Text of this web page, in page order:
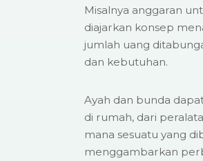
Misalnya anggaran
diajarkan konsep
jumlah uang
dan kebutuhan.
Ayah dan bunda
di rumah, dari
mana sesuatu yang
menggambarkan